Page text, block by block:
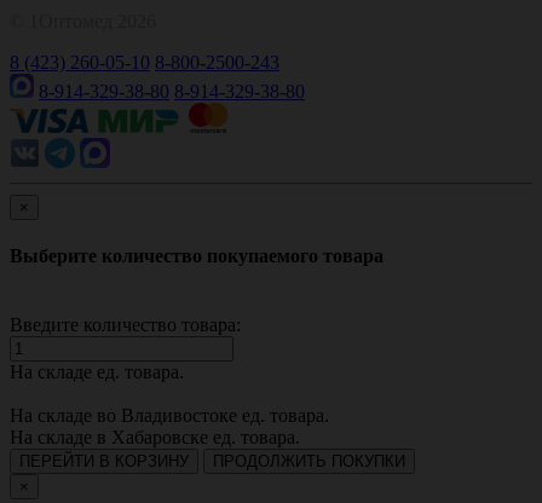
8 (423) 260-05-10 8-800-2500-243
8-914-329-38-80 8-914-329-38-80
×
Выберите количество покупаемого товара
Введите количество товара:
На складе ед. товара.
На складе во Владивостоке ед. товара.
На складе в Хабаровске ед. товара.
ПЕРЕЙТИ В КОРЗИНУ
ПРОДОЛЖИТЬ ПОКУПКИ
×